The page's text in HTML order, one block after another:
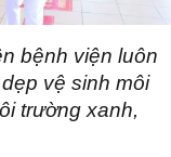
bệnh viện luôn
vệ sinh môi
trường xanh,